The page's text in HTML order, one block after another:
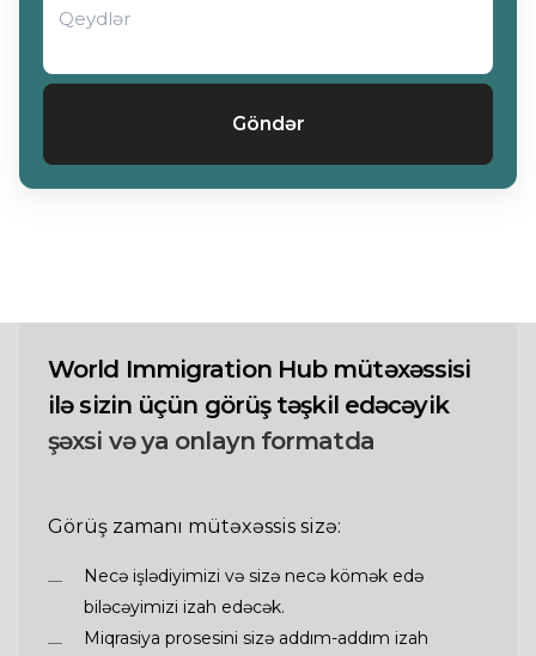
Göndər
World Immigration Hub mütəxəssisi
ilə sizin üçün görüş təşkil edəcəyik
şəxsi və ya onlayn formatda
Görüş zamanı mütəxəssis sizə:
Necə işlədiyimizi və sizə necə kömək edə
biləcəyimizi izah edəcək.
Miqrasiya prosesini sizə addım-addım izah